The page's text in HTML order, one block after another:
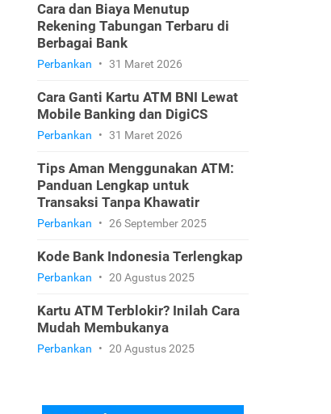
Cara dan Biaya Menutup
Rekening Tabungan Terbaru di
Berbagai Bank
Perbankan • 31 Maret 2026
Cara Ganti Kartu ATM BNI Lewat
Mobile Banking dan DigiCS
Perbankan • 31 Maret 2026
Tips Aman Menggunakan ATM:
Panduan Lengkap untuk
Transaksi Tanpa Khawatir
Perbankan • 26 September 2025
Kode Bank Indonesia Terlengkap
Perbankan • 20 Agustus 2025
Kartu ATM Terblokir? Inilah Cara
Mudah Membukanya
Perbankan • 20 Agustus 2025